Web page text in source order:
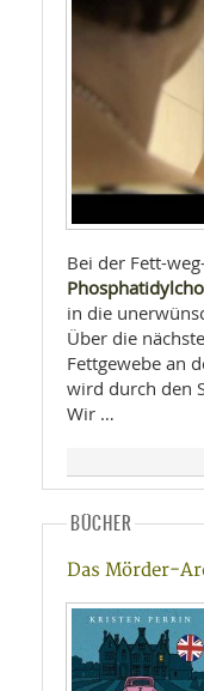
Bei der Fett-
in die
Über die
Fettgewebe an
wird durch den
Wir …
BÜCHER
Das Mörder-